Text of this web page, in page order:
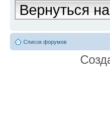
Вернуться
Список форумов